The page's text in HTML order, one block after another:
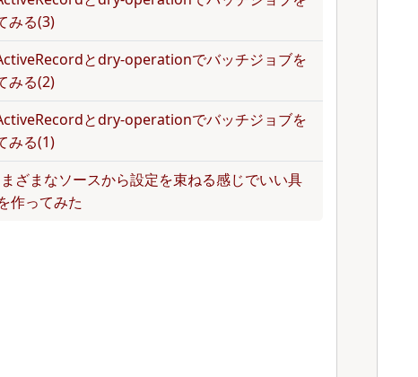
みる(3)
とdry-operationでバッチジョブを
みる(2)
とdry-operationでバッチジョブを
みる(1)
ざまなソースから設定を束ねる感じでいい具
作ってみた